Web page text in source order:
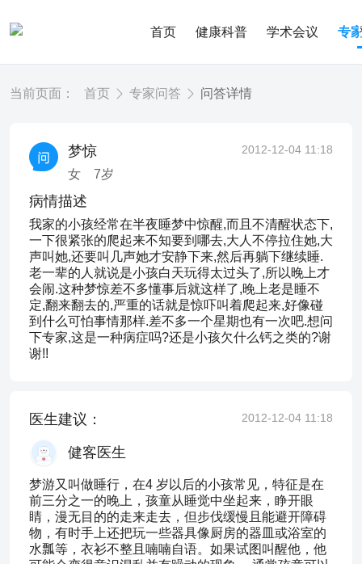
首页 健康科普 学术会议 专
当前页面： 首页 专家问答 问答详情
梦惊
女 7岁
2012-12-04 11:18
病情描述
我家的小孩经常在半夜睡梦中惊醒,而且不清醒状态下,
一下很紧张的爬起来不知要到哪去,大人不停拉住她,大
声叫她,还要叫几声她才安静下来,然后再躺下继续睡.
老一辈的人就说是小孩白天玩得太过头了,所以晚上才
会闹.这种梦惊差不多懂事后就这样了,晚上老是睡不
定,翻来翻去的,严重的话就是惊吓叫着爬起来,好像碰
到什么可怕事情那样.差不多一个星期也有一次吧.想问
下专家,这是一种病症吗?还是小孩欠什么钙之类的?谢
谢!!
医生建议： 2012-12-04 11:18
健客医生
梦游又叫做睡行，在4 岁以后的小孩常见，特征是在
前三分之一的晚上，孩童从睡觉中坐起来，睁开眼
睛，漫无目的的走来走去，但步伐缓慢且能避开障碍
物，有时手上还把玩一些器具像厨房的器皿或浴室的
水瓢等，衣衫不整且喃喃自语。如果试图叫醒他，他